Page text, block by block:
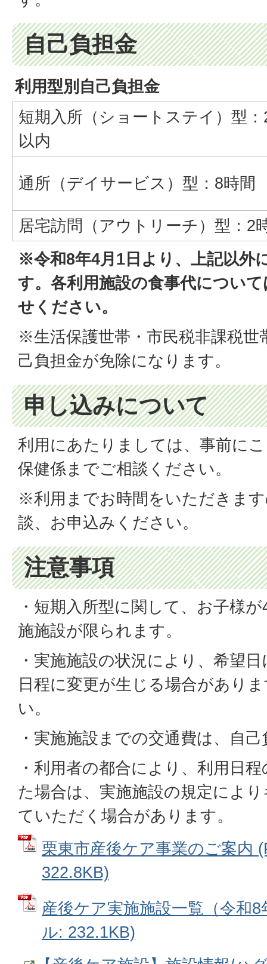
自己負担金
利用型別自己負担金
短期入所（ショートステイ）型
以内
通所（デイサービス）型：8時間
居宅訪問（アウトリーチ）型：2
※令和8年4月1日より、上記以外
す。各利用施設の食事代につい
せください。
※生活保護世帯・市民税非課税世
己負担金が免除になります。
申し込みについて
利用にあたりましては、事前に
保健係までご相談ください。
※利用までお時間をいただきま
談、お申込みください。
注意事項
・短期入所型に関して、お子様
施施設が限られます。
・実施施設の状況により、希望
日程に変更が生じる場合があり
い。
・実施施設までの交通費は、自
・利用者の都合により、利用日
た場合は、実施施設の規定によ
ていただく場合があります。
栗東市産後ケア事業のご案内
322.8KB)
産後ケア実施施設一覧（令和
ル: 232.1KB)